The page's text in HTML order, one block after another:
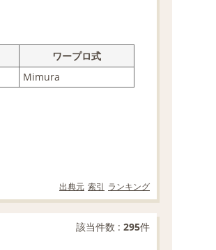
ワープロ式
Mimura
出典元 索引 ランキング
該当件数 : 295件